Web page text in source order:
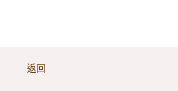
返回